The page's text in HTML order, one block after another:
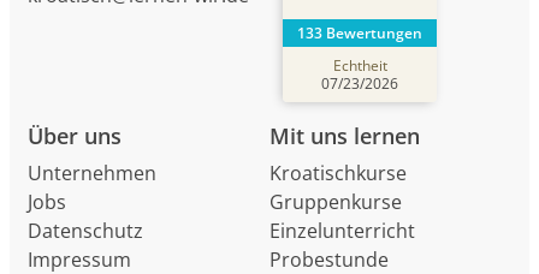
Über uns
Unternehmen
Jobs
Datenschutz
Impressum
Mit uns lernen
Kroatischkurse
Gruppenkurse
Einzelunterricht
Probestunde
133 Bewertungen
Echtheit
07/23/2026